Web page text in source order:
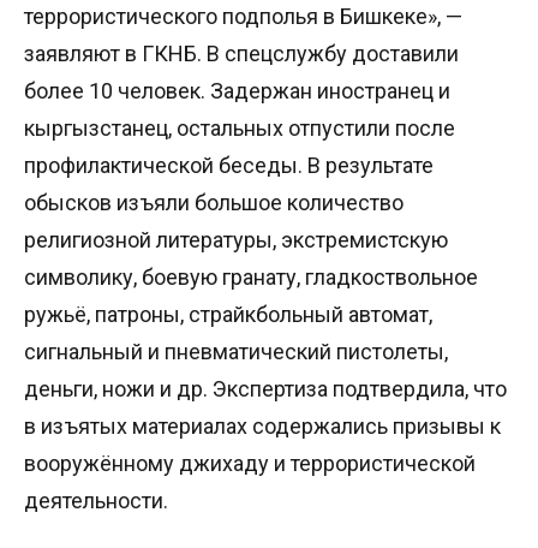
террористического подполья в Бишкеке», —
заявляют в ГКНБ. В спецслужбу доставили
более 10 человек. Задержан иностранец и
кыргызстанец, остальных отпустили после
профилактической беседы. В результате
обысков изъяли большое количество
религиозной литературы, экстремистскую
символику, боевую гранату, гладкоствольное
ружьё, патроны, страйкбольный автомат,
сигнальный и пневматический пистолеты,
деньги, ножи и др. Экспертиза подтвердила, что
в изъятых материалах содержались призывы к
вооружённому джихаду и террористической
деятельности.